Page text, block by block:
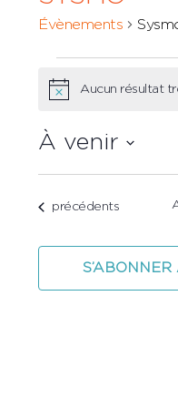
Évènements
Notice
Aucun résultat
À venir
date.Évènements
précédents